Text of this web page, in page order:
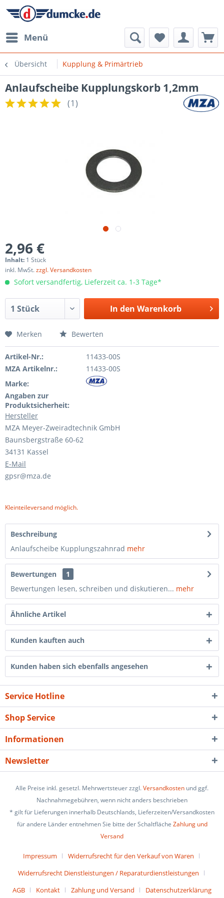
Menü
Übersicht Kupplung & Primärtrieb
Anlaufscheibe Kupplungskorb 1,2mm
(1)
2,96 €
Inhalt: 1 Stück
inkl. MwSt.zzgl. Versandkosten
Sofort versandfertig, Lieferzeit ca. 1-3 Tage*
In den Warenkorb
Merken Bewerten
Artikel-Nr.:
11433-00S
MZA Artikelnr.:
11433-00S
Marke:
Angaben zur
Produktsicherheit:
Hersteller
MZA Meyer-Zweiradtechnik GmbH
Baunsbergstraße 60-62
34131 Kassel
E-Mail
gpsr@mza.de
Kleinteileversand möglich.
Beschreibung
Anlaufscheibe Kupplungszahnrad mehr
Bewertungen
1
Bewertungen lesen, schreiben und diskutieren... mehr
Ähnliche Artikel
Kunden kauften auch
Kunden haben sich ebenfalls angesehen
Service Hotline
Shop Service
Informationen
Newsletter
Alle Preise inkl. gesetzl. Mehrwertsteuer zzgl.Versandkosten und ggf.
Nachnahmegebühren, wenn nicht anders beschrieben
* gilt für Lieferungen innerhalb Deutschlands, Lieferzeiten/Versandkosten
für andere Länder entnehmen Sie bitte der Schaltfläche Zahlung und
Versand
Impressum
Widerrufsrecht für den Verkauf von Waren
Widerrufsrecht Dienstleistungen / Reparaturdienstleistungen
AGB
Kontakt Zahlung und Versand Datenschutzerklärung